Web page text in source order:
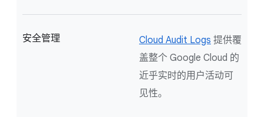
安全管理 Cloud Audit Logs 提供覆
盖整个 Google Cloud 的
近乎实时的用户活动可
见性。